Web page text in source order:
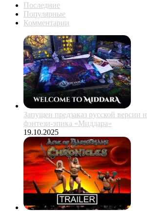
Последние
Популярные
Комментарии
Запущен предзаказ русской версии
фэнтези-эпика «Миддара»
19.10.2025